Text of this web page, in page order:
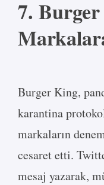
7.
Burger King,
karantina
markaların
cesaret etti.
mesaj yazarak,